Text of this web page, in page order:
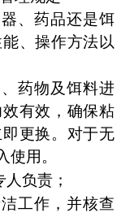
、药品还是饵
、操作方法以
药物及饵料进
有效，确保粘
更换。对于无
用。
负责；
工作，并核查